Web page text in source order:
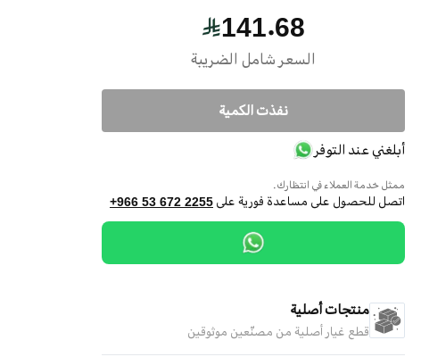
141.68
السعر شامل الضريبة
نفذت الكمية
أبلغني عند التوفر
ممثل خدمة العملاء في انتظارك.
اتصل للحصول على مساعدة فورية على +966 53 672 2255
منتجات أصلية
قطع غيار أصلية من مصنّعين موثوقين